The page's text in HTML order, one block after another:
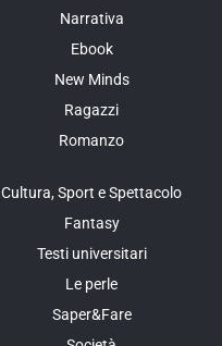
Narrativa
Ebook
New Minds
Ragazzi
Romanzo
Cultura, Sport e Spettacolo
Fantasy
Testi universitari
Le perle
Saper&Fare